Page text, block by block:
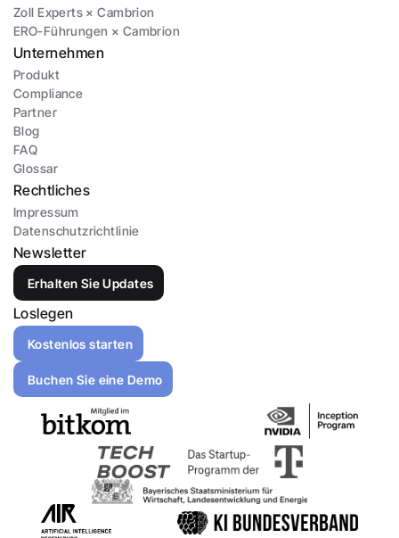
Zoll Experts × Cambrion
ERO-Führungen × Cambrion
Unternehmen
Produkt
Compliance
Partner
Blog
FAQ
Glossar
Rechtliches
Impressum
Datenschutzrichtlinie
Newsletter
Erhalten Sie Updates
Loslegen
Kostenlos starten
Buchen Sie eine Demo